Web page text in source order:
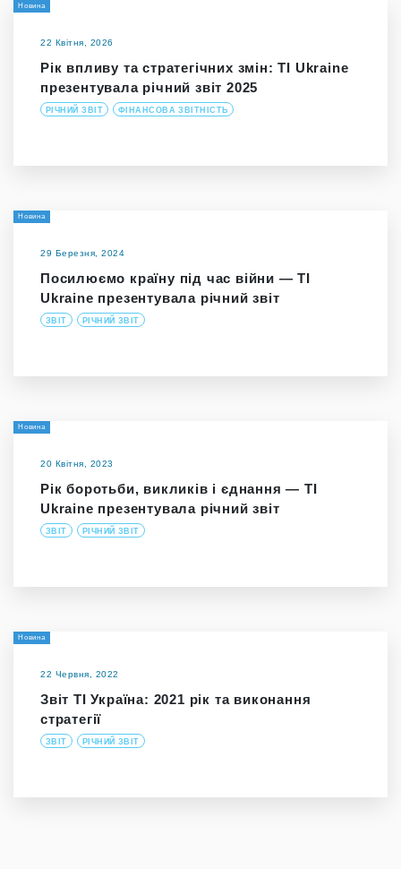
Новина
22 Квітня, 2026
Рік впливу та стратегічних змін: TI Ukraine
презентувала річний звіт 2025
РІЧНИЙ ЗВІТ ФІНАНСОВА ЗВІТНІСТЬ
Новина
29 Березня, 2024
Посилюємо країну під час війни — TI
Ukraine презентувала річний звіт
ЗВІТ РІЧНИЙ ЗВІТ
Новина
20 Квітня, 2023
Рік боротьби, викликів і єднання — TI
Ukraine презентувала річний звіт
ЗВІТ РІЧНИЙ ЗВІТ
Новина
22 Червня, 2022
Звіт ТІ Україна: 2021 рік та виконання
стратегії
ЗВІТ РІЧНИЙ ЗВІТ